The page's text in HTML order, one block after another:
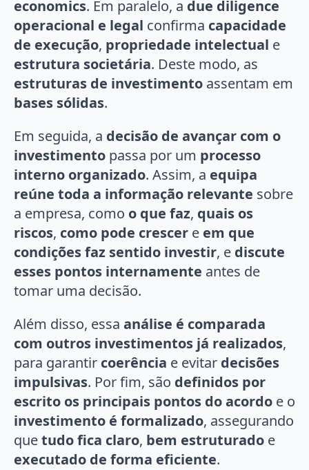
economics. Em paralelo, a due diligence
operacional e legal confirma capacidade
de execução, propriedade intelectual e
estrutura societária. Deste modo, as
estruturas de investimento assentam em
bases sólidas.
Em seguida, a decisão de avançar com o
investimento passa por um processo
interno organizado. Assim, a equipa
reúne toda a informação relevante sobre
a empresa, como o que faz, quais os
riscos, como pode crescer e em que
condições faz sentido investir, e discute
esses pontos internamente antes de
tomar uma decisão.
Além disso, essa análise é comparada
com outros investimentos já realizados,
para garantir coerência e evitar decisões
impulsivas. Por fim, são definidos por
escrito os principais pontos do acordo e o
investimento é formalizado, assegurando
quetudo fica claro, bem estruturado e
executado de forma eficiente.